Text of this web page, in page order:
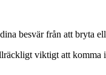
besvär från att bryta
viktigt att